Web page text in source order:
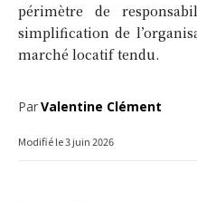
périmètre de
simplification de
marché locatif tendu.
ParValentine Clément
Modifié le3 juin 2026